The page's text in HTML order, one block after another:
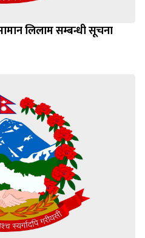
लिलाम सम्बन्धी सूचना